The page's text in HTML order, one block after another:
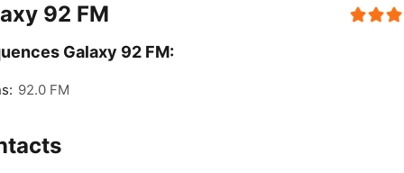
92 FM
Galaxy 92 FM:
92.0 FM